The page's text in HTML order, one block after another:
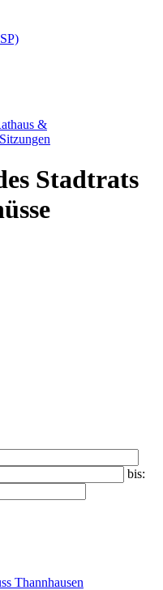
&
Sitzungen
Stadtrats
bis:
Thannhausen